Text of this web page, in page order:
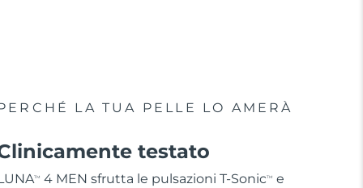
LA TUA PELLE LO AMERÀ
testato
TM 4 MEN sfrutta le pulsazioni T-SonicTM
e